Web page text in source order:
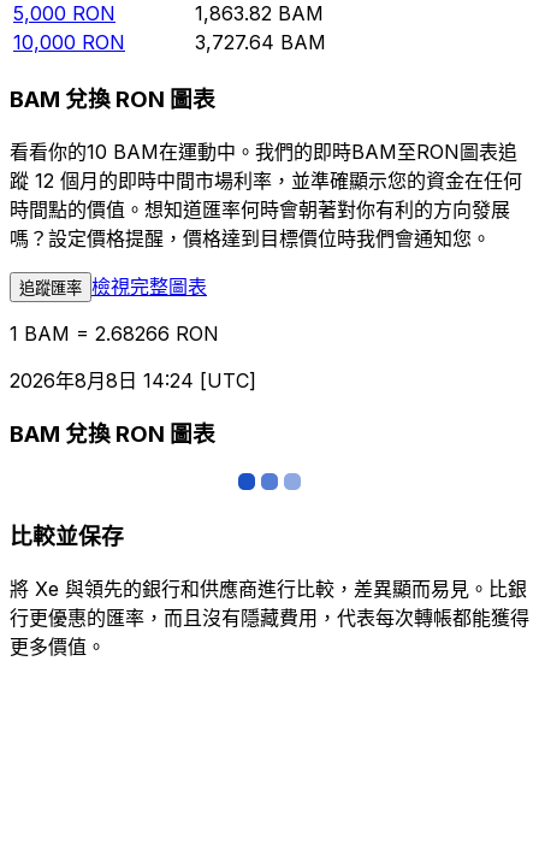
5,000 RON 1,863.82 BAM
10,000 RON 3,727.64 BAM
BAM 兌換 RON 圖表
看看你的10 BAM在運動中。我們的即時BAM至RON圖表追
蹤 12 個月的即時中間市場利率，並準確顯示您的資金在任何
時間點的價值。想知道匯率何時會朝著對你有利的方向發展
嗎？設定價格提醒，價格達到目標價位時我們會通知您。
追蹤匯率 檢視完整圖表
1 BAM = 2.68266 RON
2026年8月8日 14:24 [UTC]
BAM 兌換 RON 圖表
比較並保存
將 Xe 與領先的銀行和供應商進行比較，差異顯而易見。比銀
行更優惠的匯率，而且沒有隱藏費用，代表每次轉帳都能獲得
更多價值。